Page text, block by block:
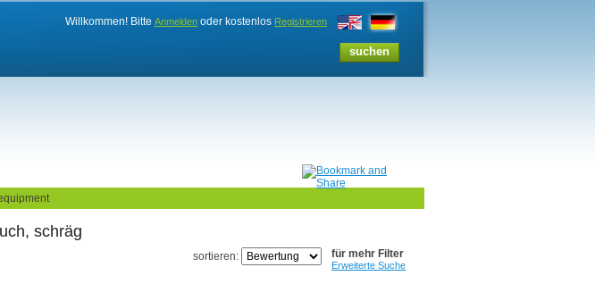
Willkommen! Bitte Anmelden oder kostenlos Registrieren
schräg
für mehr Filter
Erweiterte Suche
sortieren: